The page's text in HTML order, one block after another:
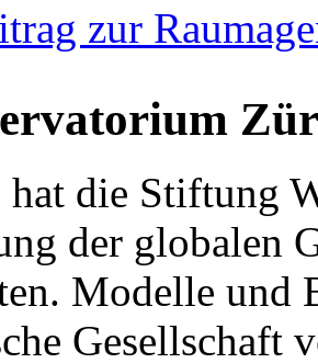
zur
hat die Stiftung
der globalen
Modelle und
Gesellschaft